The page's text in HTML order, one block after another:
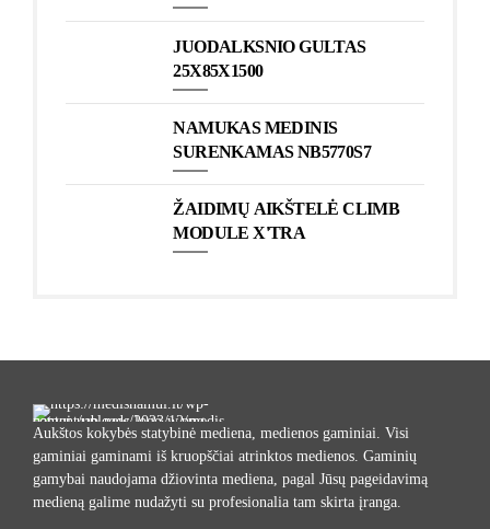
JUODALKSNIO GULTAS
25X85X1500
NAMUKAS MEDINIS
SURENKAMAS NB5770S7
ŽAIDIMŲ AIKŠTELĖ CLIMB
MODULE X'TRA
Aukštos kokybės statybinė mediena, medienos gaminiai. Visi
gaminiai gaminami iš kruopščiai atrinktos medienos. Gaminių
gamybai naudojama džiovinta mediena, pagal Jūsų pageidavimą
medieną galime nudažyti su profesionalia tam skirta įranga.